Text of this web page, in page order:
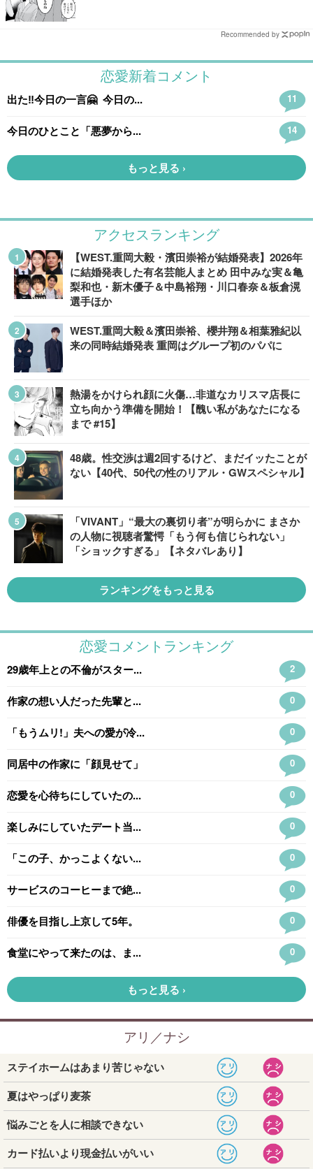
Recommended by
アクセスランキング
【WEST.重岡大毅・濱田崇裕が結婚発表】2026年
に結婚発表した有名芸能人まとめ 田中みな実＆亀
梨和也・新木優子＆中島裕翔・川口春奈＆板倉滉
選手ほか
WEST.重岡大毅＆濱田崇裕、櫻井翔＆相葉雅紀以
来の同時結婚発表 重岡はグループ初のパパに
熱湯をかけられ顔に火傷…非道なカリスマ店長に
立ち向かう準備を開始！【醜い私があなたになる
まで #15】
48歳。性交渉は週2回するけど、まだイッたことが
ない【40代、50代の性のリアル・GWスペシャル】
「VIVANT」“最大の裏切り者”が明らかに まさか
の人物に視聴者驚愕「もう何も信じられない」
「ショックすぎる」【ネタバレあり】
ランキングをもっと見る